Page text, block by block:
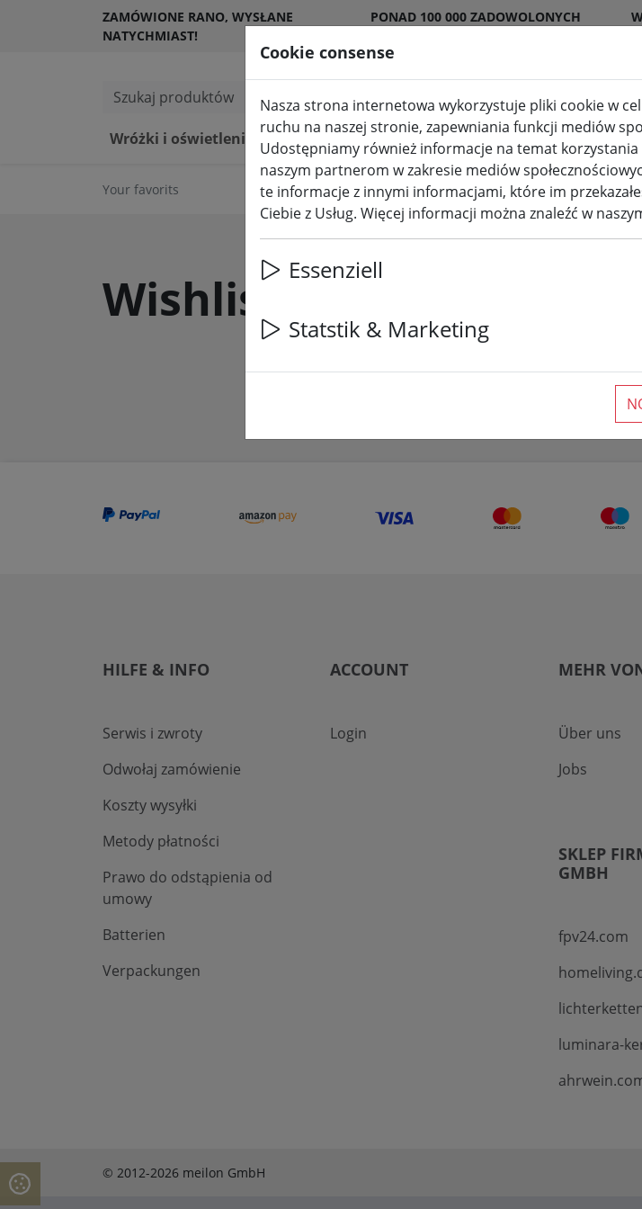
ZAMÓWIONE RANO, WYSŁANE
NATYCHMIAST!
PONAD 100 000 ZADOWOLONYCH
Szukaj produktów
Wróżki i oświetlenie
Świece LED wewnętrzne i zewnętrzne
Your favorits
Wishlist
HILFE & INFO
Serwis i zwroty
Odwołaj zamówienie
Koszty wysyłki
Metody płatności
Prawo do odstąpienia od
umowy
Batterien
Verpackungen
ACCOUNT
Login
MEHR
Über uns
Jobs
SKLEP
GMBH
fpv24.com
luminara-
© 2012-2026 meilon GmbH
Cookie consense
Nasza strona internetowa wykorzystuje pliki cookie w
ruchu na naszej stronie, zapewniania funkcji mediów
Udostępniamy również informacje na temat
naszym partnerom w zakresie mediów
te informacje z innymi informacjami, które im
Ciebie z Usług. Więcej informacji można znaleźć w
Essenziell
Statstik & Marketing